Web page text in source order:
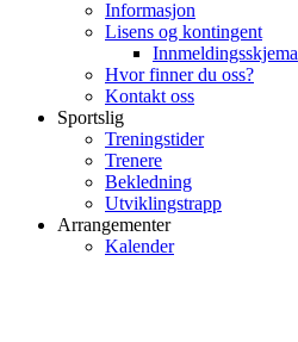
Informasjon
Lisens og kontingent
Innmeldingsskjema
Hvor finner du oss?
Kontakt oss
Sportslig
Treningstider
Trenere
Bekledning
Utviklingstrapp
Arrangementer
Kalender